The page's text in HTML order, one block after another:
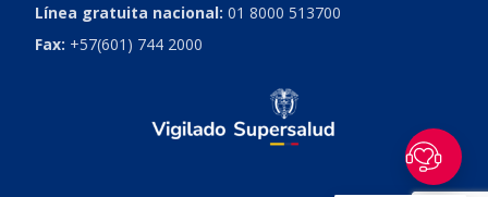
Línea gratuita nacional: 01 8000 513700
Fax: +57(601) 744 2000